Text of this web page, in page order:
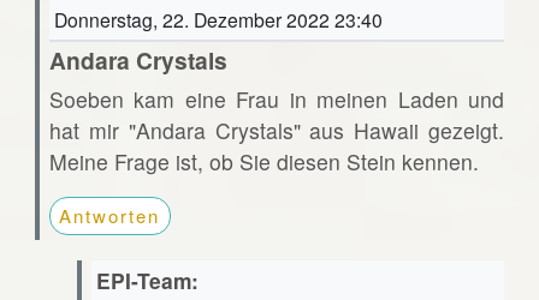
Donnerstag, 22. Dezember 2022 23:40
Andara Crystals
Soeben kam eine Frau in meinen Laden und
hat mir "Andara Crystals" aus Hawaii gezeigt.
Meine Frage ist, ob Sie diesen Stein kennen.
Antworten
EPI-Team: